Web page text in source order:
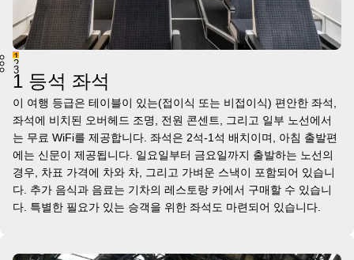
1
2
3
1 등석 좌석
이 여행 등급은 테이블이 있는(접이식 또는 비접이식) 편안한 좌석,
좌석에 비치된 오버헤드 조명, 전원 콘센트, 그리고 일부 노선에서
는 무료 WiFi를 제공합니다. 좌석은 2석-1석 배치이며, 아침 출발편
에는 신문이 제공됩니다. 일요일부터 금요일까지 출발하는 노선의
경우, 차표 가격에 차와 차, 그리고 가벼운 스낵이 포함되어 있습니
다. 추가 음식과 음료는 기차의 레스토랑 카에서 구매할 수 있습니
다. 특별한 필요가 있는 승객을 위한 좌석도 마련되어 있습니다.